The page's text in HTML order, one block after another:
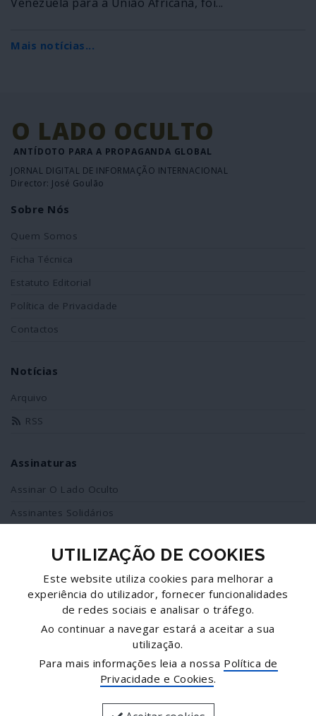
Mais notícias...
O LADO OCULTO
ANTÍDOTO PARA A PROPAGANDA GLOBAL
JORNAL DIGITAL DE INFORMAÇÃO INTERNACIONAL
Director: José Goulão
Sobre Nós
Quem Somos
Ficha Técnica
Estatuto Editorial
Política de Privacidade
Contactos
Notícias
Arquivo
RSS
Assinaturas
Assinar O Lado Oculto
Assinantes Solidários
Redes Sociais
Siga-nos no facebook
Twitter
UTILIZAÇÃO DE COOKIES
Este website utiliza cookies para melhorar a
experiência do utilizador, fornecer funcionalidades
de redes sociais e analisar o tráfego.
Ao continuar a navegar estará a aceitar a sua
utilização.
Para mais informações leia a nossa Política de
Privacidade e Cookies.